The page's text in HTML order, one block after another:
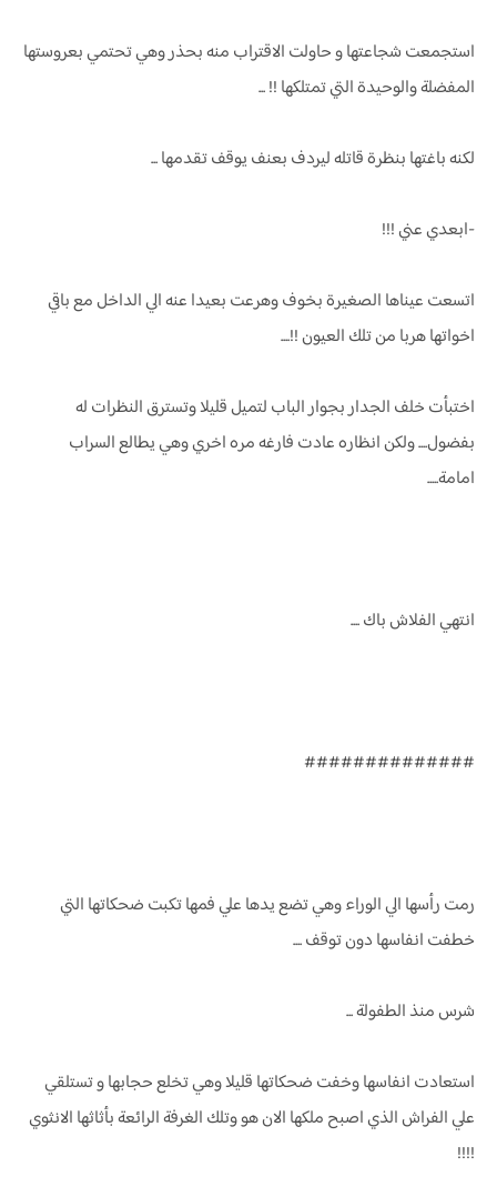
استجمعت شجاعتها و حاولت الاقتراب منه بحذر وهي تحتمي بعروستها
المفضلة والوحيدة التي تمتلكها !! ...
لكنه باغتها بنظرة قاتله ليردف بعنف يوقف تقدمها ...
-ابعدي عني !!!
اتسعت عيناها الصغيرة بخوف وهرعت بعيدا عنه الي الداخل مع باقي
اخواتها هربا من تلك العيون !!....
اختبأت خلف الجدار بجوار الباب لتميل قليلا وتسترق النظرات له
بفضول.... ولكن انظاره عادت فارغه مره اخري وهي يطالع السراب
امامة.....
انتهي الفلاش باك ....
##############
رمت رأسها الي الوراء وهي تضع يدها علي فمها تكبت ضحكاتها التي
خطفت انفاسها دون توقف ....
شرس منذ الطفولة ...
استعادت انفاسها وخفت ضحكاتها قليلا وهي تخلع حجابها و تستلقي
علي الفراش الذي اصبح ملكها الان هو وتلك الغرفة الرائعة بأثاثها الانثوي
!!!!